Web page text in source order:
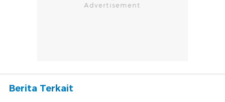
Berita Terkait